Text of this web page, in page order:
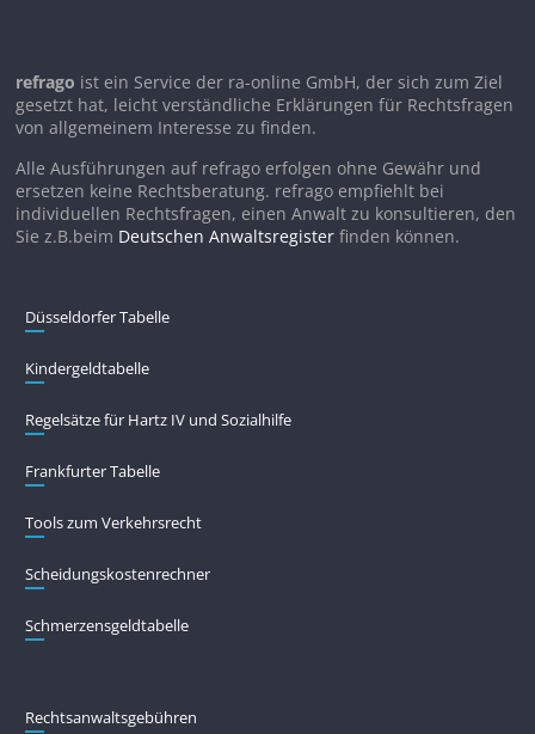
refrago ist ein Service der ra-online GmbH, der sich zum Ziel
gesetzt hat, leicht verständliche Erklärungen für Rechtsfragen
von allgemeinem Interesse zu finden.
Alle Ausführungen auf refrago erfolgen ohne Gewähr und
ersetzen keine Rechtsberatung. refrago empfiehlt bei
individuellen Rechtsfragen, einen Anwalt zu konsultieren, den
Sie z.B.beim Deutschen Anwaltsregister finden können.
Düsseldorfer Tabelle
Kindergeldtabelle
Regelsätze für Hartz IV und Sozialhilfe
Frankfurter Tabelle
Tools zum Verkehrsrecht
Scheidungskostenrechner
Schmerzensgeldtabelle
Rechtsanwaltsgebühren